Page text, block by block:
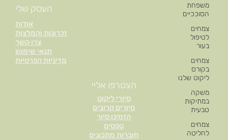
משפחת
הסוככיים
צמחים
לטיפול
בעור
צמחים
בקורס
ליקוט שלנו
משקה
במתיקות
טבעית
צמחים
לחליטה
אודות
זכרונות והמלצות
צרו קשר
תנאי שימוש
מדיניות הפרטיות
העסק שלי
סיורי ליקוט
סיורים קרובים
הזמינו סיור
טפסים
חוברות מתכונים
הצטרפו אליי